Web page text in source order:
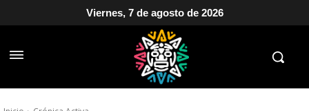
Viernes, 7 de agosto de 2026